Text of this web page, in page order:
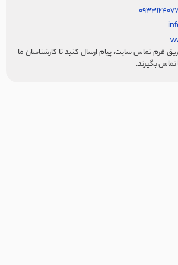
فرم تماس سایت، پیام ارسال کنید تا کارشناسان ما
تماس بگیرند.